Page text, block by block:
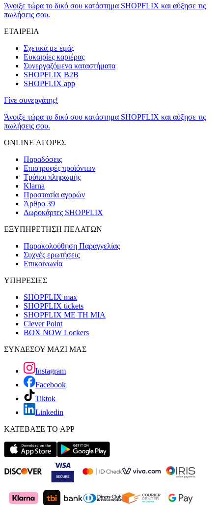
Άνοιξε τώρα το δικό σου κατάστημα SHOPFLIX και αύξησε τις
πωλήσεις σου.
ΕΤΑΙΡΕΙΑ
Σχετικά με εμάς
Ευκαιρίες καριέρας
Συνεργαζόμενα καταστήματα
SHOPFLIX B2B
SHOPFLIX app
Γίνε συνεργάτης!
Άνοιξε τώρα το δικό σου κατάστημα SHOPFLIX και αύξησε τις
πωλήσεις σου.
ONLINE ΑΓΟΡΕΣ
Παραδόσεις
Επιστροφές προϊόντων
Τρόποι πληρωμής
Klarna
Προστασία αγορών
Άρθρο 39
Δωροκάρτες SHOPFLIX
ΕΞΥΠΗΡΕΤΗΣΗ ΠΕΛΑΤΩΝ
Παρακολούθηση Παραγγελίας
Συχνές ερωτήσεις
Επικοινωνία
ΥΠΗΡΕΣΙΕΣ
SHOPFLIX max
SHOPFLIX tickets
SHOPFLIX ΜΕ ΤΗ ΜΙΑ
Clever Point
BOX NOW Lockers
ΣΥΝΔΕΣΟΥ ΜΑΖΙ ΜΑΣ
Instagram
Facebook
Tiktok
Linkedin
ΚΑΤΕΒΑΣΕ ΤΟ APP